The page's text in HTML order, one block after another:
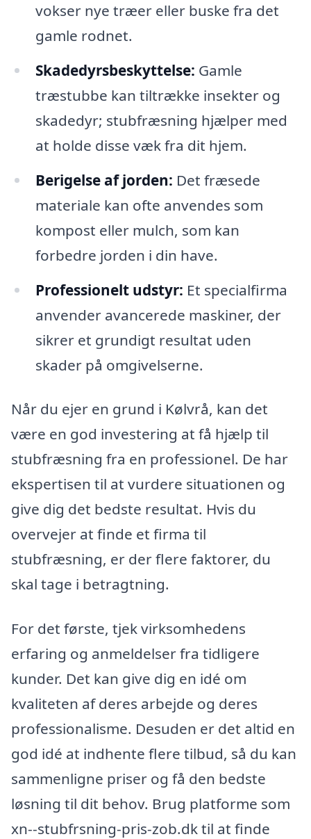
vokser nye træer eller buske fra det
gamle rodnet.
Skadedyrsbeskyttelse: Gamle
træstubbe kan tiltrække insekter og
skadedyr; stubfræsning hjælper med
at holde disse væk fra dit hjem.
Berigelse af jorden: Det fræsede
materiale kan ofte anvendes som
kompost eller mulch, som kan
forbedre jorden i din have.
Professionelt udstyr: Et specialfirma
anvender avancerede maskiner, der
sikrer et grundigt resultat uden
skader på omgivelserne.
Når du ejer en grund i Kølvrå, kan det
være en god investering at få hjælp til
stubfræsning fra en professionel. De har
ekspertisen til at vurdere situationen og
give dig det bedste resultat. Hvis du
overvejer at finde et firma til
stubfræsning, er der flere faktorer, du
skal tage i betragtning.
For det første, tjek virksomhedens
erfaring og anmeldelser fra tidligere
kunder. Det kan give dig en idé om
kvaliteten af deres arbejde og deres
professionalisme. Desuden er det altid en
god idé at indhente flere tilbud, så du kan
sammenligne priser og få den bedste
løsning til dit behov. Brug platforme som
xn--stubfrsning-pris-zob.dk til at finde